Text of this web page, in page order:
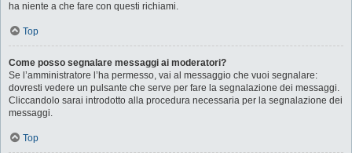
ha niente a che fare con questi richiami.
Top
Come posso segnalare messaggi ai moderatori?
Se l’amministratore l’ha permesso, vai al messaggio che vuoi segnalare:
dovresti vedere un pulsante che serve per fare la segnalazione dei messaggi.
Cliccandolo sarai introdotto alla procedura necessaria per la segnalazione dei
messaggi.
Top